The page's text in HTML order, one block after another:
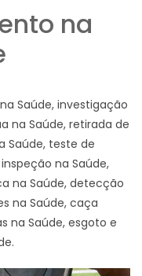
na
Saúde, investigação
na Saúde, retirada de
Saúde, teste de
na Saúde,
na Saúde, detecção
na Saúde, caça
na Saúde, esgoto e